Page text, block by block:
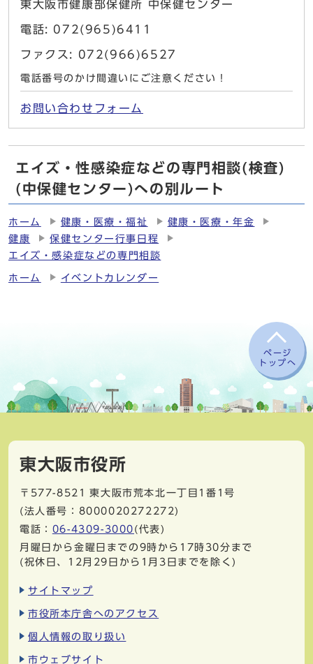
東大阪市健康部保健所 中保健センター
電話: 072(965)6411
ファクス: 072(966)6527
電話番号のかけ間違いにご注意ください！
お問い合わせフォーム
エイズ・性感染症などの専門相談(検査)
(中保健センター)への別ルート
ホーム 健康・医療・福祉
健康・医療・年金
健康
保健センター行事日程
エイズ・感染症などの専門相談
ホーム イベントカレンダー
ページ
トップへ
東大阪市役所
〒577-8521
東大阪市荒本北一丁目1番1号
(法人番号：8000020272272)
電話： 06-4309-3000 (代表)
月曜日から金曜日までの9時から17時30分まで
(祝休日、12月29日から1月3日までを除く)
サイトマップ
市役所本庁舎へのアクセス
個人情報の取り扱い
市ウェブサイト